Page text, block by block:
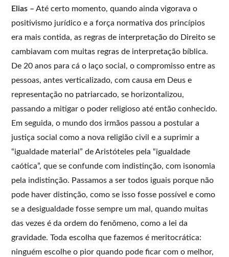
Elias – Até certo momento, quando ainda vigorava o
positivismo jurídico e a força normativa dos princípios
era mais contida, as regras de interpretação do Direito se
cambiavam com muitas regras de interpretação bíblica.
De 20 anos para cá o laço social, o compromisso entre as
pessoas, antes verticalizado, com causa em Deus e
representação no patriarcado, se horizontalizou,
passando a mitigar o poder religioso até então conhecido.
Em seguida, o mundo dos irmãos passou a postular a
justiça social como a nova religião civil e a suprimir a
“igualdade material” de Aristóteles pela “igualdade
caótica”, que se confunde com indistinção, com isonomia
pela indistinção. Passamos a ser todos iguais porque não
pode haver distinção, como se isso fosse possível e como
se a desigualdade fosse sempre um mal, quando muitas
das vezes é da ordem do fenômeno, como a lei da
gravidade. Toda escolha que fazemos é meritocrática:
ninguém escolhe o pior quando pode ficar com o melhor,